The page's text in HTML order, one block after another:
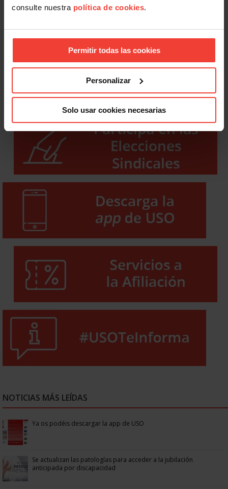
consulte nuestra política de cookies.
Permitir todas las cookies
Personalizar
Solo usar cookies necesarias
NOTICIAS MÁS LEÍDAS
Ya os podéis descargar la app de USO
Se actualizan las patologías para acceder a la jubilación
anticipada por discapacidad